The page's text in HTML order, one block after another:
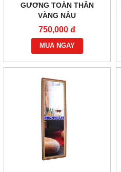
GƯƠNG TOÀN THÂN
VÀNG NÂU
750,000 đ
MUA NGAY